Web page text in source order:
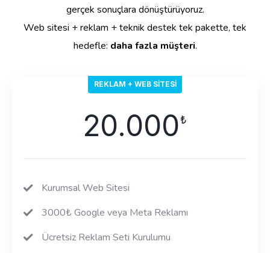
gerçek sonuçlara dönüştürüyoruz.
Web sitesi + reklam + teknik destek tek pakette, tek
hedefle: daha fazla müşteri.
REKLAM + WEB SITESI
20.000₺
Kurumsal Web Sitesi
3000₺ Google veya Meta Reklamı
Ücretsiz Reklam Seti Kurulumu